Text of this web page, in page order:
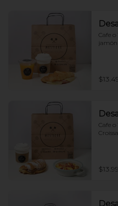
Cafe
jamón
Cafe o